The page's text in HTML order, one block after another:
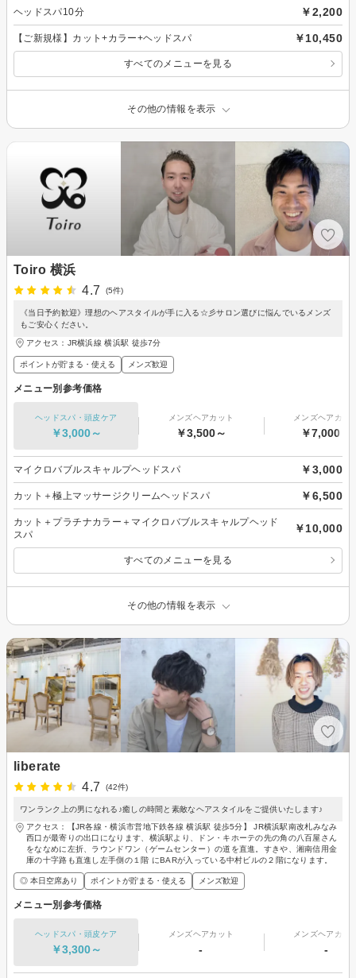
ヘッドスパ10分 ￥2,200
【ご新規様】カット+カラー+ヘッドスパ ￥10,450
すべてのメニューを見る
その他の情報を表示
Toiro 横浜
4.7
(5件)
《当日予約歓迎》理想のヘアスタイルが手に入る☆彡サロン選びに悩んでいるメンズ
もご安心ください。
アクセス：JR横浜線 横浜駅 徒歩7分
ポイントが貯まる・使える メンズ歓迎
メニュー別参考価格
ヘッドスパ・頭皮ケア
￥3,000～
メンズヘアカット
￥3,500～
メンズヘアカラ
￥7,000～
マイクロバブルスキャルプヘッドスパ ￥3,000
カット＋極上マッサージクリームヘッドスパ ￥6,500
カット＋プラチナカラー＋マイクロバブルスキャルプヘッド
スパ
￥10,000
すべてのメニューを見る
その他の情報を表示
liberate
4.7
(42件)
ワンランク上の男になれる♪癒しの時間と素敵なヘアスタイルをご提供いたします♪
アクセス：【JR各線・横浜市営地下鉄各線 横浜駅 徒歩5分】 JR横浜駅南改札みなみ
西口が最寄りの出口になります、横浜駅より、ドン・キホーテの先の角の八百屋さん
をななめに左折、ラウンドワン（ゲームセンター）の道を直進。すきや、湘南信用金
庫の十字路も直進し左手側の１階 にBARが入っている中村ビルの２階になります。
◎ 本日空席あり ポイントが貯まる・使える メンズ歓迎
メニュー別参考価格
ヘッドスパ・頭皮ケア
￥3,300～
メンズヘアカット
-
メンズヘアカラ
-